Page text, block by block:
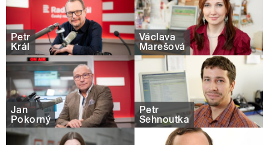
Petr
Král
Václava
Marešová
Jan
Pokorný
Petr
Sehnoutka